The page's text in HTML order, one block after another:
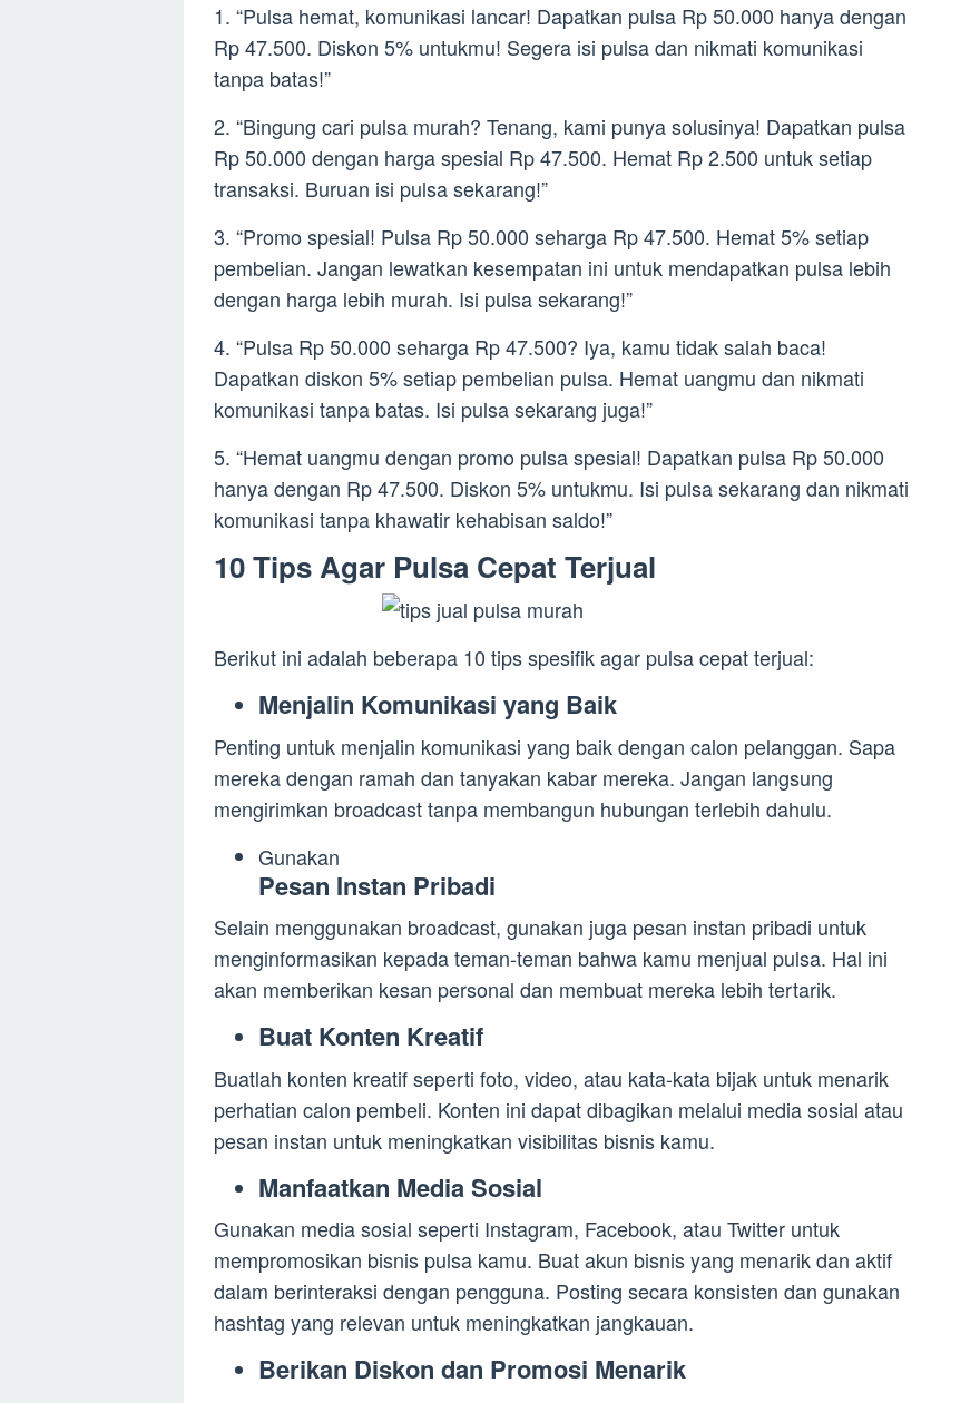
1. “Pulsa hemat, komunikasi lancar! Dapatkan pulsa Rp 50.000 hanya dengan
Rp 47.500. Diskon 5% untukmu! Segera isi pulsa dan nikmati komunikasi
tanpa batas!”
2. “Bingung cari pulsa murah? Tenang, kami punya solusinya! Dapatkan pulsa
Rp 50.000 dengan harga spesial Rp 47.500. Hemat Rp 2.500 untuk setiap
transaksi. Buruan isi pulsa sekarang!”
3. “Promo spesial! Pulsa Rp 50.000 seharga Rp 47.500. Hemat 5% setiap
pembelian. Jangan lewatkan kesempatan ini untuk mendapatkan pulsa lebih
dengan harga lebih murah. Isi pulsa sekarang!”
4. “Pulsa Rp 50.000 seharga Rp 47.500? Iya, kamu tidak salah baca!
Dapatkan diskon 5% setiap pembelian pulsa. Hemat uangmu dan nikmati
komunikasi tanpa batas. Isi pulsa sekarang juga!”
5. “Hemat uangmu dengan promo pulsa spesial! Dapatkan pulsa Rp 50.000
hanya dengan Rp 47.500. Diskon 5% untukmu. Isi pulsa sekarang dan nikmati
komunikasi tanpa khawatir kehabisan saldo!”
10 Tips Agar Pulsa Cepat Terjual
Berikut ini adalah beberapa 10 tips spesifik agar pulsa cepat terjual:
Menjalin Komunikasi yang Baik
Penting untuk menjalin komunikasi yang baik dengan calon pelanggan. Sapa
mereka dengan ramah dan tanyakan kabar mereka. Jangan langsung
mengirimkan broadcast tanpa membangun hubungan terlebih dahulu.
Gunakan
Pesan Instan Pribadi
Selain menggunakan broadcast, gunakan juga pesan instan pribadi untuk
menginformasikan kepada teman-teman bahwa kamu menjual pulsa. Hal ini
akan memberikan kesan personal dan membuat mereka lebih tertarik.
Buat Konten Kreatif
Buatlah konten kreatif seperti foto, video, atau kata-kata bijak untuk menarik
perhatian calon pembeli. Konten ini dapat dibagikan melalui media sosial atau
pesan instan untuk meningkatkan visibilitas bisnis kamu.
Manfaatkan Media Sosial
Gunakan media sosial seperti Instagram, Facebook, atau Twitter untuk
mempromosikan bisnis pulsa kamu. Buat akun bisnis yang menarik dan aktif
dalam berinteraksi dengan pengguna. Posting secara konsisten dan gunakan
hashtag yang relevan untuk meningkatkan jangkauan.
Berikan Diskon dan Promosi Menarik